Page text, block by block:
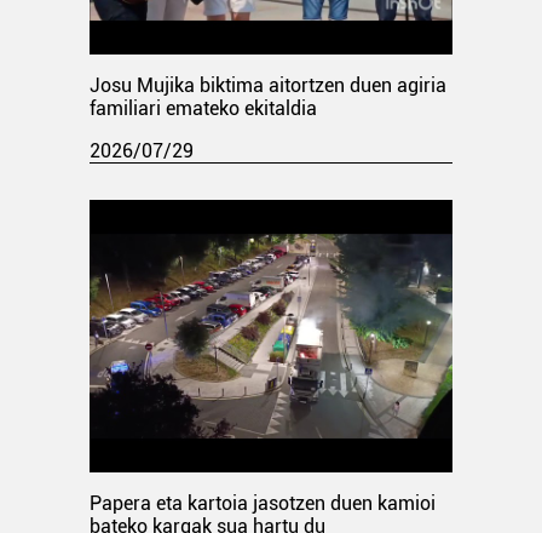
Josu Mujika biktima aitortzen duen agiria
familiari emateko ekitaldia
2026/07/29
Papera eta kartoia jasotzen duen kamioi
bateko kargak sua hartu du